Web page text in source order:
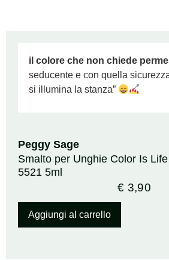
il colore che non chiede
seducente e con quella
si illumina la stanza”
Peggy Sage
Smalto per Unghie Color Is
5521 5ml
€ 3,90
Aggiungi al carrello